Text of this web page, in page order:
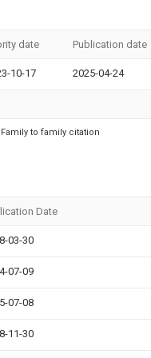
date Publication date
10-17 2025-04-24
to family citation
Date
03-30
07-09
07-08
11-30